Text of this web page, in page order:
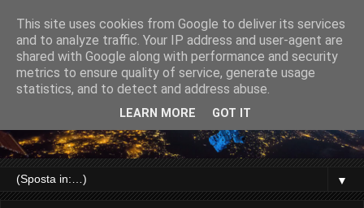
▼
This site uses cookies from Google to deliver its services
and to analyze traffic. Your IP address and user-agent are
shared with Google along with performance and security
metrics to ensure quality of service, generate usage
statistics, and to detect and address abuse.
LEARN MORE GOT IT